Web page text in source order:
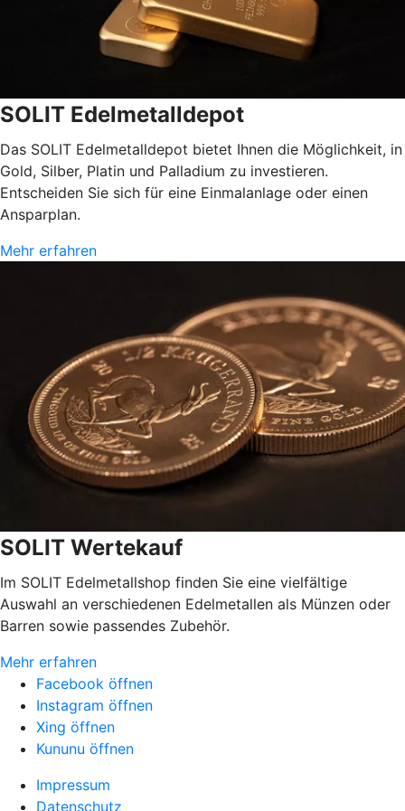
SOLIT Edelmetalldepot
Das SOLIT Edelmetalldepot bietet Ihnen die Möglichkeit, in
Gold, Silber, Platin und Palladium zu investieren.
Entscheiden Sie sich für eine Einmalanlage oder einen
Ansparplan.
Mehr erfahren
SOLIT Wertekauf
Im SOLIT Edelmetallshop finden Sie eine vielfältige
Auswahl an verschiedenen Edelmetallen als Münzen oder
Barren sowie passendes Zubehör.
Mehr erfahren
Facebook öffnen
Instagram öffnen
Xing öffnen
Kununu öffnen
Impressum
Datenschutz